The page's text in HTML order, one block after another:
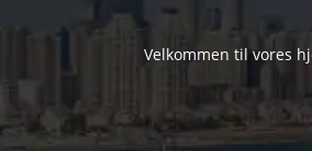
Velkommen til vores